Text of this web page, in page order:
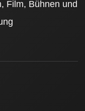
Film, Bühnen und